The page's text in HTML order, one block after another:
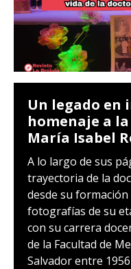
Un legado en
homenaje a
María Isabel
A lo largo de sus
trayectoria de la
desde su formación
fotografías de su
con su carrera
de la Facultad de
Salvador entre